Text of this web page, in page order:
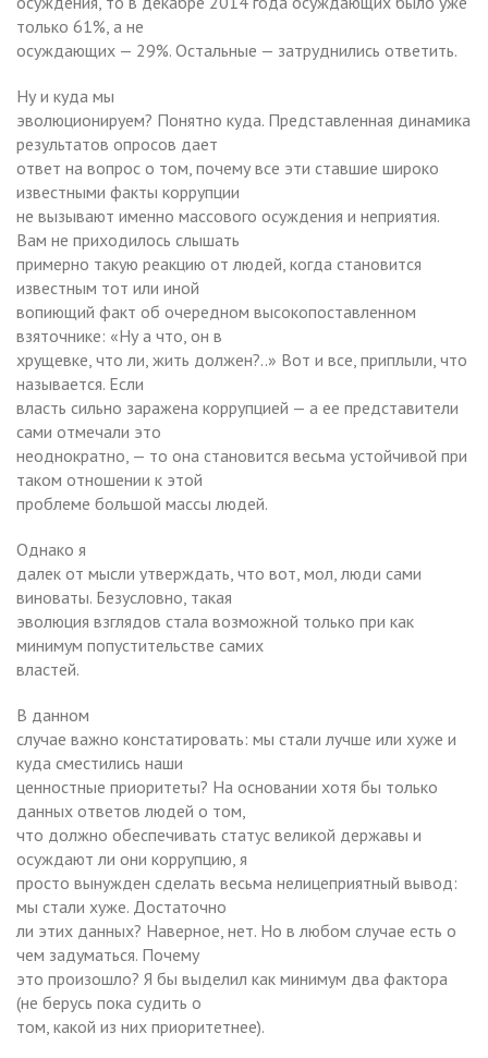
только 61%, а не
осуждающих — 29%. Остальные — затруднились ответить.
Ну и куда мы
эволюционируем? Понятно куда. Представленная динамика
результатов опросов дает
ответ на вопрос о том, почему все эти ставшие широко
известными факты коррупции
не вызывают именно массового осуждения и неприятия.
Вам не приходилось слышать
примерно такую реакцию от людей, когда становится
известным тот или иной
вопиющий факт об очередном высокопоставленном
взяточнике: «Ну а что, он в
хрущевке, что ли, жить должен?..» Вот и все, приплыли, что
называется. Если
власть сильно заражена коррупцией — а ее представители
сами отмечали это
неоднократно, — то она становится весьма устойчивой при
таком отношении к этой
проблеме большой массы людей.
Однако я
далек от мысли утверждать, что вот, мол, люди сами
виноваты. Безусловно, такая
эволюция взглядов стала возможной только при как
минимум попустительстве самих
властей.
В данном
случае важно констатировать: мы стали лучше или хуже и
куда сместились наши
ценностные приоритеты? На основании хотя бы только
данных ответов людей о том,
что должно обеспечивать статус великой державы и
осуждают ли они коррупцию, я
просто вынужден сделать весьма нелицеприятный вывод:
мы стали хуже. Достаточно
ли этих данных? Наверное, нет. Но в любом случае есть о
чем задуматься. Почему
это произошло? Я бы выделил как минимум два фактора
(не берусь пока судить о
том, какой из них приоритетнее).